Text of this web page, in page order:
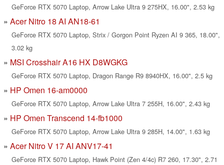
GeForce RTX 5070 Laptop, Arrow Lake Ultra 9 275HX, 16.00", 2.53 kg
Acer Nitro 18 AI AN18-61
GeForce RTX 5070 Laptop, Strix / Gorgon Point Ryzen AI 9 365, 18.00",
3.02 kg
MSI Crosshair A16 HX D8WGKG
GeForce RTX 5070 Laptop, Dragon Range R9 8940HX, 16.00", 2.5 kg
HP Omen 16-am0000
GeForce RTX 5070 Laptop, Arrow Lake Ultra 7 255H, 16.00", 2.43 kg
HP Omen Transcend 14-fb1000
GeForce RTX 5070 Laptop, Arrow Lake Ultra 9 285H, 14.00", 1.63 kg
Acer Nitro V 17 AI ANV17-41
GeForce RTX 5070 Laptop, Hawk Point (Zen 4/4c) R7 260, 17.30", 2.71